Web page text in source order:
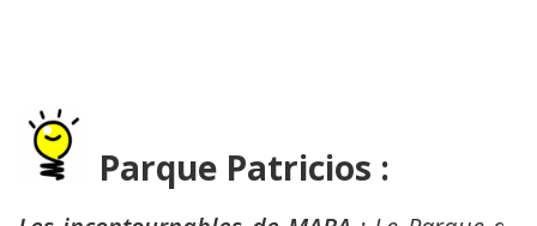
Parque Patricios :